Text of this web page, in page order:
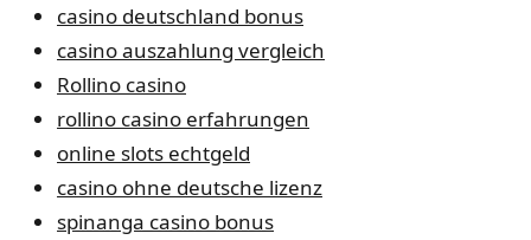
casino deutschland bonus
casino auszahlung vergleich
Rollino casino
rollino casino erfahrungen
online slots echtgeld
casino ohne deutsche lizenz
spinanga casino bonus